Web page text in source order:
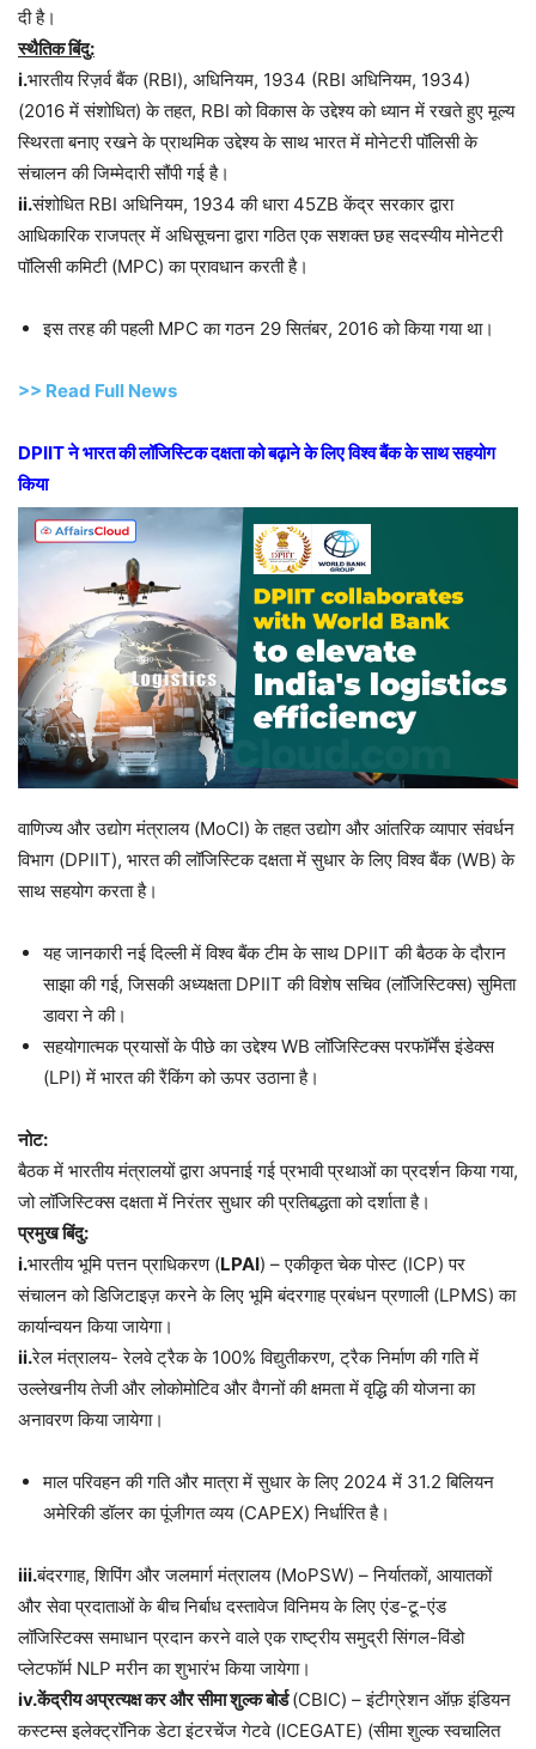
दी है।
स्थैतिक बिंदु:
i.भारतीय रिज़र्व बैंक (RBI), अधिनियम, 1934 (RBI अधिनियम, 1934)
(2016 में संशोधित) के तहत, RBI को विकास के उद्देश्य को ध्यान में रखते हुए मूल्य
स्थिरता बनाए रखने के प्राथमिक उद्देश्य के साथ भारत में मोनेटरी पॉलिसी के
संचालन की जिम्मेदारी सौंपी गई है।
ii.संशोधित RBI अधिनियम, 1934 की धारा 45ZB केंद्र सरकार द्वारा
आधिकारिक राजपत्र में अधिसूचना द्वारा गठित एक सशक्त छह सदस्यीय मोनेटरी
पॉलिसी कमिटी (MPC) का प्रावधान करती है।
इस तरह की पहली MPC का गठन 29 सितंबर, 2016 को किया गया था।
>> Read Full News
DPIIT ने भारत की लॉजिस्टिक दक्षता को बढ़ाने के लिए विश्व बैंक के साथ सहयोग
किया
वाणिज्य और उद्योग मंत्रालय (MoCI) के तहत उद्योग और आंतरिक व्यापार संवर्धन
विभाग (DPIIT), भारत की लॉजिस्टिक दक्षता में सुधार के लिए विश्व बैंक (WB) के
साथ सहयोग करता है।
यह जानकारी नई दिल्ली में विश्व बैंक टीम के साथ DPIIT की बैठक के दौरान
साझा की गई, जिसकी अध्यक्षता DPIIT की विशेष सचिव (लॉजिस्टिक्स) सुमिता
डावरा ने की।
सहयोगात्मक प्रयासों के पीछे का उद्देश्य WB लॉजिस्टिक्स परफॉर्मेंस इंडेक्स
(LPI) में भारत की रैंकिंग को ऊपर उठाना है।
नोट:
बैठक में भारतीय मंत्रालयों द्वारा अपनाई गई प्रभावी प्रथाओं का प्रदर्शन किया गया,
जो लॉजिस्टिक्स दक्षता में निरंतर सुधार की प्रतिबद्धता को दर्शाता है।
प्रमुख बिंदु:
i.भारतीय भूमि पत्तन प्राधिकरण (LPAI) – एकीकृत चेक पोस्ट (ICP) पर
संचालन को डिजिटाइज़ करने के लिए भूमि बंदरगाह प्रबंधन प्रणाली (LPMS) का
कार्यान्वयन किया जायेगा।
ii.रेल मंत्रालय- रेलवे ट्रैक के 100% विद्युतीकरण, ट्रैक निर्माण की गति में
उल्लेखनीय तेजी और लोकोमोटिव और वैगनों की क्षमता में वृद्धि की योजना का
अनावरण किया जायेगा।
माल परिवहन की गति और मात्रा में सुधार के लिए 2024 में 31.2 बिलियन
अमेरिकी डॉलर का पूंजीगत व्यय (CAPEX) निर्धारित है।
iii.बंदरगाह, शिपिंग और जलमार्ग मंत्रालय (MoPSW) – निर्यातकों, आयातकों
और सेवा प्रदाताओं के बीच निर्बाध दस्तावेज विनिमय के लिए एंड-टू-एंड
लॉजिस्टिक्स समाधान प्रदान करने वाले एक राष्ट्रीय समुद्री सिंगल-विंडो
प्लेटफॉर्म NLP मरीन का शुभारंभ किया जायेगा।
iv.केंद्रीय अप्रत्यक्ष कर और सीमा शुल्क बोर्ड(CBIC) – इंटीग्रेशन ऑफ़ इंडियन
कस्टम्स इलेक्ट्रॉनिक डेटा इंटरचेंज गेटवे (ICEGATE) (सीमा शुल्क स्वचालित